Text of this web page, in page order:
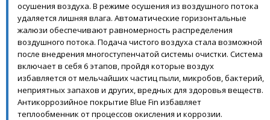
осушения воздуха. В режиме осушения из воздушного потока
удаляется лишняя влага. Автоматические горизонтальные
жалюзи обеспечивают равномерность распределения
воздушного потока. Подача чистого воздуха стала возможной
после внедрения многоступенчатой системы очистки. Система
включает в себя 6 этапов, пройдя которые воздух
избавляется от мельчайших частиц пыли, микробов, бактерий,
неприятных запахов и других, вредных для здоровья веществ.
Антикоррозийное покрытие Blue Fin избавляет
теплообменник от процессов окисления и коррозии.